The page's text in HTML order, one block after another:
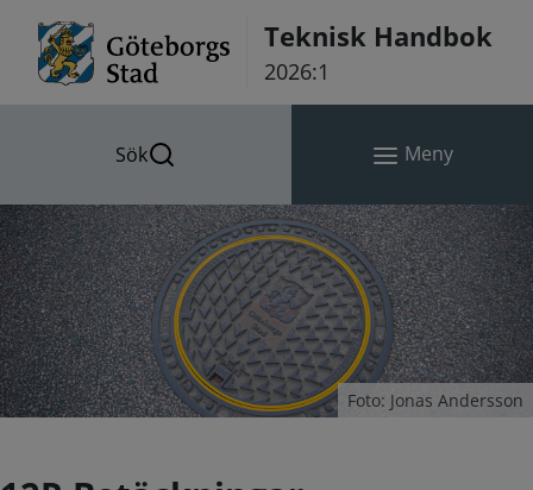
Teknisk Handbok
2026:1
Sök Meny
Foto: Jonas Andersson